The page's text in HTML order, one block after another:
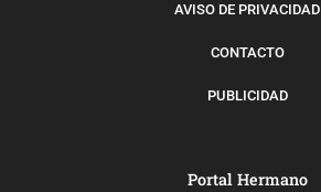
AVISO DE PRIVACIDAD
CONTACTO
PUBLICIDAD
Portal Hermano